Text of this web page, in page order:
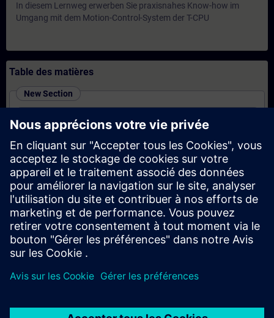
In diesem Lernweg erwerben Sie praxisnahes Know-how im
Umgang mit dem Motion-Control-System der T-CPU
Table des matières
New Section
SIMATIC Programming 1 in TIA Portal (Online
New Section
SIMATIC - Motion Control im TIA Portal (Präsenz-
Training)